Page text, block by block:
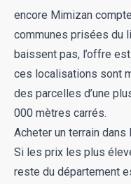
encore Mimizan
communes prisées du
baissent pas, l’offre
ces localisations sont
des parcelles d’une
000 mètres carrés.
Acheter un terrain
Si les prix les plus
reste du département